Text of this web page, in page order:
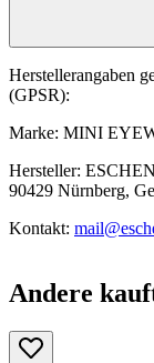
Herstellerangaben
(GPSR):
Marke: MINI
Hersteller:
90429 Nürnberg,
Kontakt:
Andere